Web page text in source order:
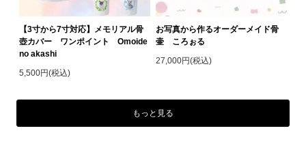
【3寸から7寸対応】メモリアル骨
壺カバー ワンポイント Omoide
no akashi
5,500円(税込)
お写真から作るオーダーメイド骨
壷 ころぉる
27,000円(税込)
もっと見る